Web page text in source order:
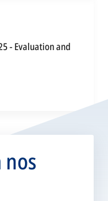
- Evaluation and